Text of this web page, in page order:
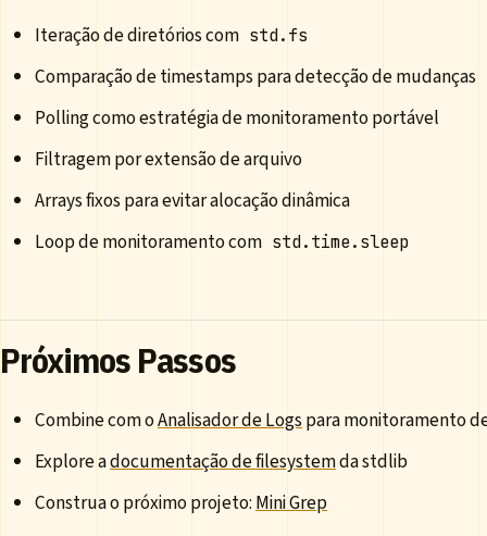
Iteração de diretórios com std.fs
Comparação de timestamps para detecção de mudanças
Polling como estratégia de monitoramento portável
Filtragem por extensão de arquivo
Arrays fixos para evitar alocação dinâmica
Loop de monitoramento com std.time.sleep
Próximos Passos
Combine com oAnalisador de Logspara monitoramento
Explore adocumentação de filesystemda stdlib
Construa o próximo projeto:Mini Grep